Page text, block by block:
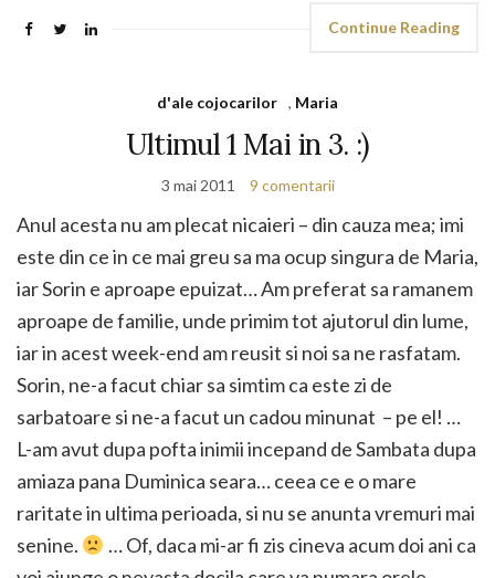
Continue Reading
d'ale cojocarilor , Maria
Ultimul 1 Mai in 3. :)
3 mai 2011 9 comentarii
Anul acesta nu am plecat nicaieri – din cauza mea; imi
este din ce in ce mai greu sa ma ocup singura de Maria,
iar Sorin e aproape epuizat… Am preferat sa ramanem
aproape de familie, unde primim tot ajutorul din lume,
iar in acest week-end am reusit si noi sa ne rasfatam.
Sorin, ne-a facut chiar sa simtim ca este zi de
sarbatoare si ne-a facut un cadou minunat – pe el! …
L-am avut dupa pofta inimii incepand de Sambata dupa
amiaza pana Duminica seara… ceea ce e o mare
raritate in ultima perioada, si nu se anunta vremuri mai
senine.
… Of, daca mi-ar fi zis cineva acum doi ani ca